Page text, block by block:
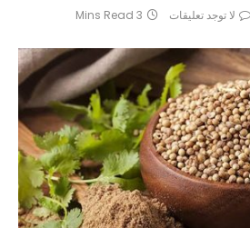
لا توجد تعليقات 3 Mins Read